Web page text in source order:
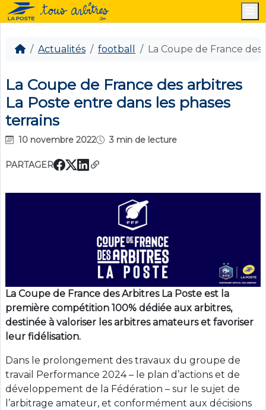
Actualités football La Coupe de France
La Coupe de France des arbitres
La Poste entre dans les phases
terrains
10 novembre 2022 3 min de lecture
PARTAGER
La Coupe de France des Arbitres La Poste est la
première compétition 100% dédiée aux arbitres,
destinée à valoriser les arbitres amateurs et favoriser
leur fidélisation.
Dans le prolongement des travaux du groupe de
travail Performance 2024 – le plan d’actions et de
développement de la Fédération – sur le sujet de
l’arbitrage amateur, et conformément aux décisions